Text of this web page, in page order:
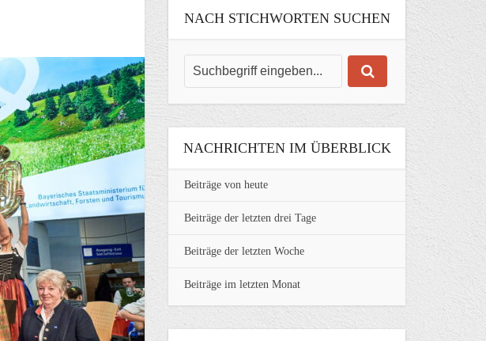
NACH STICHWORTEN SUCHEN
NACHRICHTEN IM ÜBERBLICK
Beiträge von heute
Beiträge der letzten drei Tage
Beiträge der letzten Woche
Beiträge im letzten Monat